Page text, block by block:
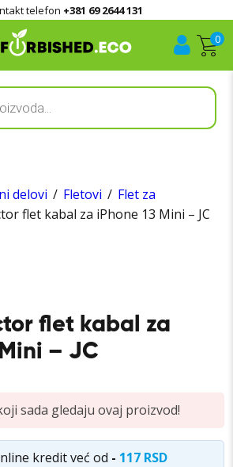
telefon +381 69 2644 131
0
delovi / Fletovi / Flet za
flet kabal za iPhone 13 Mini – JC
sada gledaju ovaj proizvod!
kredit već od - 117 RSD
flet kabal za
– JC